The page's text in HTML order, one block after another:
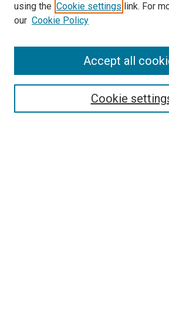
Journal Home
Policies
using the Cookie settings link. For
our Cookie Policy
Cookie
Accept all